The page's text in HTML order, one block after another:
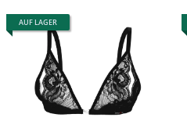
AUF LAGER